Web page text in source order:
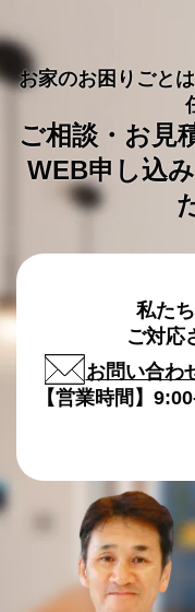
お家のお困りごと
ご相談・お見
WEB申し込
私た
ご対応
お問い合わ
【営業時間】